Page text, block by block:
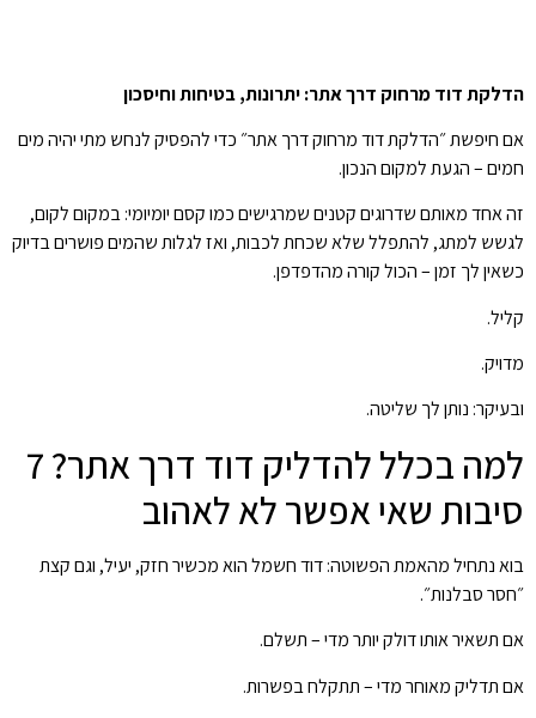
הדלקת דוד מרחוק דרך אתר: יתרונות, בטיחות וחיסכון
אם חיפשת ״הדלקת דוד מרחוק דרך אתר״ כדי להפסיק לנחש מתי יהיה מים
חמים – הגעת למקום הנכון.
זה אחד מאותם שדרוגים קטנים שמרגישים כמו קסם יומיומי: במקום לקום,
לגשש למתג, להתפלל שלא שכחת לכבות, ואז לגלות שהמים פושרים בדיוק
כשאין לך זמן – הכול קורה מהדפדפן.
קליל.
מדויק.
ובעיקר: נותן לך שליטה.
למה בכלל להדליק דוד דרך אתר? 7
סיבות שאי אפשר לא לאהוב
בוא נתחיל מהאמת הפשוטה: דוד חשמל הוא מכשיר חזק, יעיל, וגם קצת
״חסר סבלנות״.
אם תשאיר אותו דולק יותר מדי – תשלם.
אם תדליק מאוחר מדי – תתקלח בפשרות.